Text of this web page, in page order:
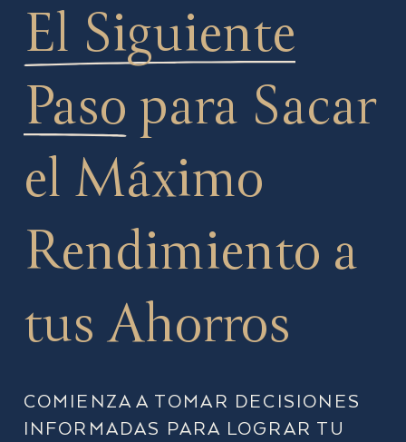
El Siguiente
Paso para Sacar
el Máximo
Rendimiento a
tus Ahorros
COMIENZA A TOMAR DECISIONES
INFORMADAS PARA LOGRAR TU